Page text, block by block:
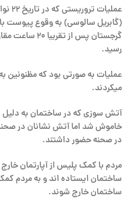
(گابریل سالوسی) به وقوع پیوست
گرجستان پس از
رسید.
عملیات به صورتی بود که مظنونین
میکردند.
آتش سوزی که در ساختمان به دلیل
خاموش شد اما آتش نشانان در
در صحنه حضور داشتند.
مردم با کمک پلیس از آپارتمان
ساختمان ایستاده اند و به مردم
ساختمان خارج شوند.